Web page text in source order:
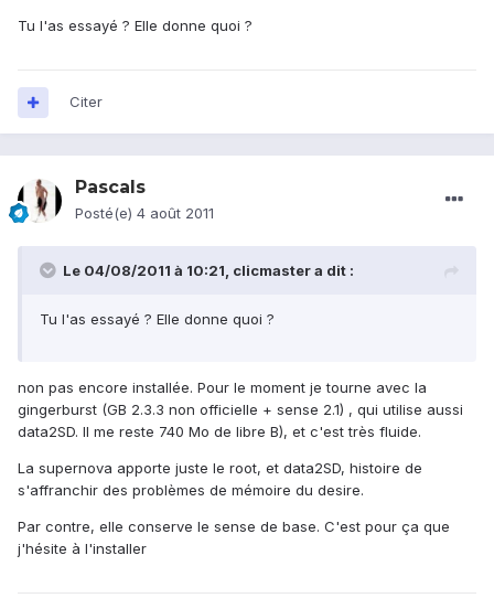
Tu l'as essayé ? Elle donne quoi ?
Citer
Pascals
Posté(e) 4 août 2011
Le 04/08/2011 à 10:21, clicmaster a dit :
Tu l'as essayé ? Elle donne quoi ?
non pas encore installée. Pour le moment je tourne avec la
gingerburst (GB 2.3.3 non officielle + sense 2.1) , qui utilise aussi
data2SD. Il me reste 740 Mo de libre B), et c'est très fluide.
La supernova apporte juste le root, et data2SD, histoire de
s'affranchir des problèmes de mémoire du desire.
Par contre, elle conserve le sense de base. C'est pour ça que
j'hésite à l'installer